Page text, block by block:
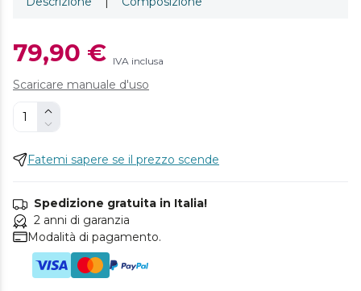
79,90 € IVA inclusa
Scaricare manuale d'uso
Fatemi sapere se il prezzo scende
Spedizione gratuita in Italia!
2 anni di garanzia
Modalità di pagamento.